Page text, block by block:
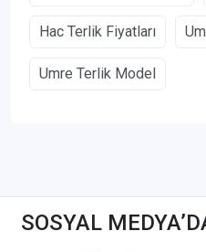
Hac Terlik Fiyatları
Umre Terlik Model
SOSYAL